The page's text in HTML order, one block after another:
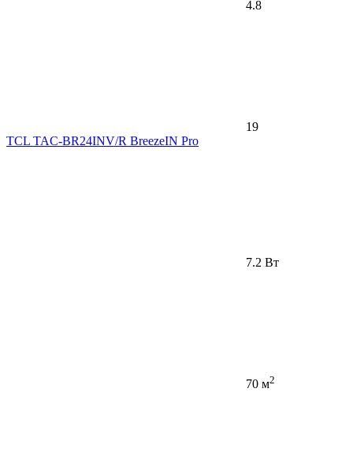
4.8
19
TCL TAC-BR24INV/R BreezeIN Pro
7.2 Вт
70 м2